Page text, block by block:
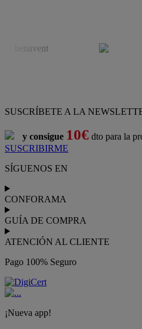
SUSCRÍBETE A LA
y consigue 10€ dto para la
SUSCRIBIRME
SÍGUENOS EN
CONFORAMA
GUÍA DE COMPRA
ATENCIÓN AL CLIENTE
Pago 100% Seguro
¡Nueva app!